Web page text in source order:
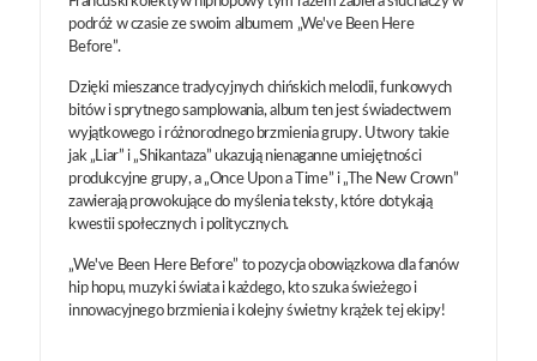
podróż w czasie ze swoim albumem „We've Been Here
Before”.
Dzięki mieszance tradycyjnych chińskich melodii, funkowych
bitów i sprytnego samplowania, album ten jest świadectwem
wyjątkowego i różnorodnego brzmienia grupy. Utwory takie
jak „Liar” i „Shikantaza” ukazują nienaganne umiejętności
produkcyjne grupy, a „Once Upon a Time” i „The New Crown”
zawierają prowokujące do myślenia teksty, które dotykają
kwestii społecznych i politycznych.
„We've Been Here Before” to pozycja obowiązkowa dla fanów
hip hopu, muzyki świata i każdego, kto szuka świeżego i
innowacyjnego brzmienia i kolejny świetny krążek tej ekipy!